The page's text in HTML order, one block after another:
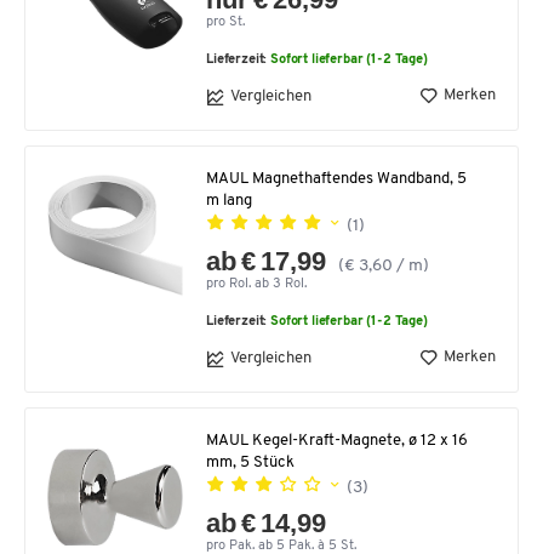
pro St.
Lieferzeit:Sofort lieferbar (1-2 Tage)
Vergleichen Merken
MAUL Magnethaftendes Wandband, 5
m lang
(1)
ab € 17,99 (€ 3,60 / m)
pro Rol. ab 3 Rol.
Lieferzeit:Sofort lieferbar (1-2 Tage)
Vergleichen Merken
MAUL Kegel-Kraft-Magnete, ø 12 x 16
mm, 5 Stück
(3)
ab € 14,99
pro Pak. ab 5 Pak. à 5 St.